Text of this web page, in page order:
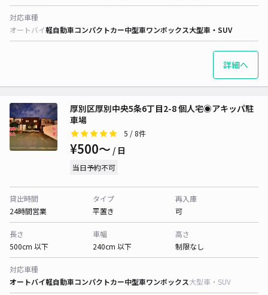
対応車種
オートバイ軽自動車コンパクトカー中型車ワンボックス大型車・SUV
詳細へ
厚別区厚別中央5条6丁目2-8 個人宅◉アキッパ駐
車場
5 / 8件
¥500〜 / 日
当日予約不可
貸出時間
24時間営業
タイプ
平置き
再入庫
可
長さ
500cm 以下
車幅
240cm 以下
高さ
制限なし
対応車種
オートバイ軽自動車コンパクトカー中型車ワンボックス大型車・SUV